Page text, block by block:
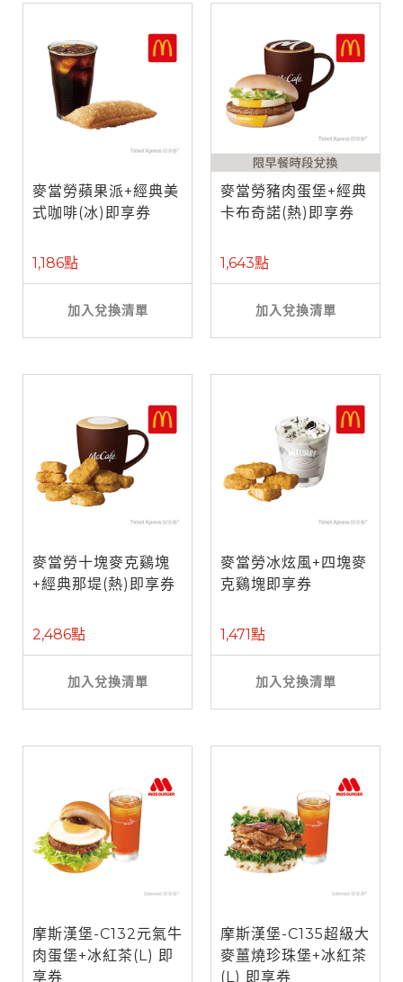
麥當勞蘋果派+經典美
式咖啡(冰)即享券
1,186點
加入兌換清單
麥當勞豬肉蛋堡+經典
卡布奇諾(熱)即享券
1,643點
加入兌換清單
麥當勞十塊麥克鷄塊
+經典那堤(熱)即享券
2,486點
加入兌換清單
麥當勞冰炫風+四塊麥
克鷄塊即享券
1,471點
加入兌換清單
摩斯漢堡-C132元氣牛
肉蛋堡+冰紅茶(L) 即
享券
摩斯漢堡-C135超級大
麥薑燒珍珠堡+冰紅茶
(L) 即享券